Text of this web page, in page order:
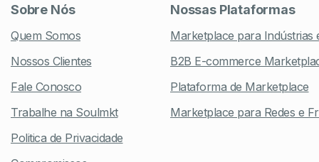
Sobre Nós
Quem Somos
Nossos Clientes
Fale Conosco
Trabalhe na Soulmkt
Politica de Privacidade
Nossas Plataformas
Marketplace para Indústrias
B2B E-commerce
Plataforma de Marketplace
Marketplace para Redes e